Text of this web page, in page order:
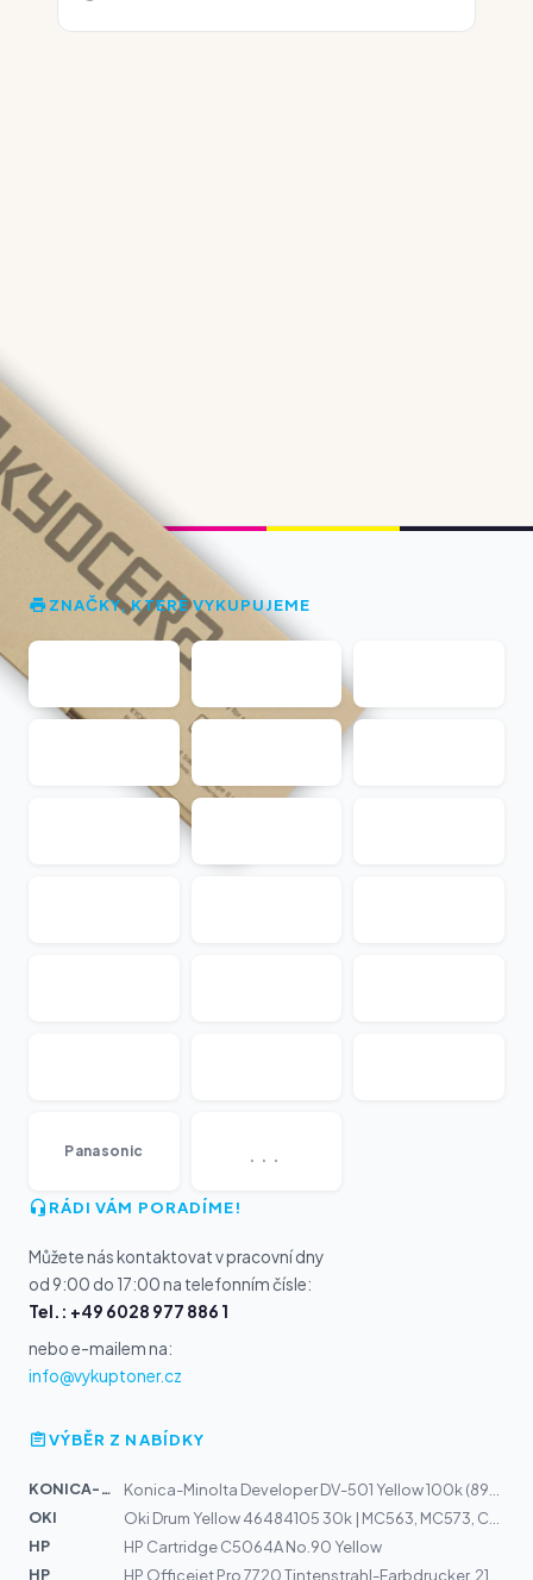
ZNAČKY, KTERÉ VYKUPUJEME
Panasonic ...
RÁDI VÁM PORADÍME!
Můžete nás kontaktovat v pracovní dny
od 9:00 do 17:00 na telefonním čísle:
Tel.: +49 6028 977 886 1
nebo e-mailem na:
info@vykuptoner.cz
VÝBĚR Z NABÍDKY
KONICA-MIN...
OKI
HP
HP Cartridge C5064A No.90 Yellow
HP